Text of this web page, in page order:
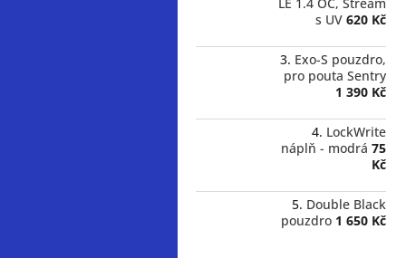
s UV 620 Kč
Exo-S pouzdro,
pro pouta Sentry
1 390 Kč
LockWrite
náplň - modrá 75
Kč
Double Black
pouzdro 1 650 Kč